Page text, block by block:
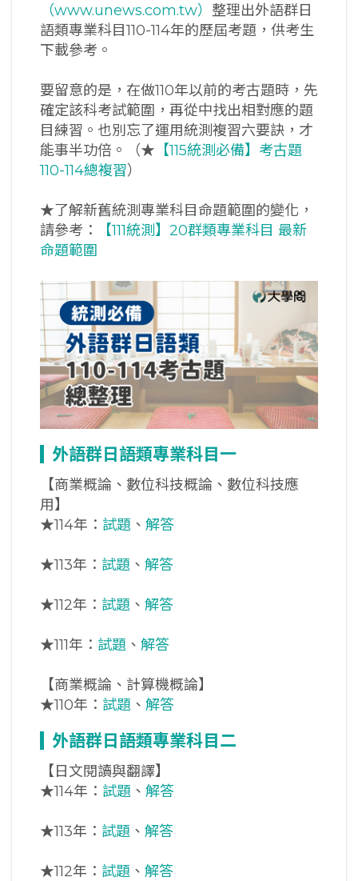
（www.unews.com.tw） 整理出外語群日
語類專業科目110-114年的歷屆考題，供考生
下載參考。
要留意的是，在做110年以前的考古題時，先
確定該科考試範圍，再從中找出相對應的題
目練習。也別忘了運用統測複習六要訣，才
能事半功倍。（★ 【115統測必備】考古題
110-114總複習）
★了解新舊統測專業科目命題範圍的變化，
請參考：
【111統測】20群類專業科目 最新
命題範圍
外語群日語類專業科目一
【商業概論、數位科技概論、數位科技應
用】
★114年： 試題 、 解答
★113年： 試題 、 解答
★112年： 試題 、 解答
★111年： 試題 、 解答
【商業概論、計算機概論】
★110年： 試題 、 解答
外語群日語類專業科目二
【日文閱讀與翻譯】
★114年： 試題 、 解答
★113年： 試題 、 解答
★112年： 試題 、 解答